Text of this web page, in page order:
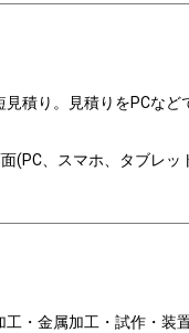
見積り。見積りをPCなど
(PC、スマホ、タブレッ
・金属加工・試作・装